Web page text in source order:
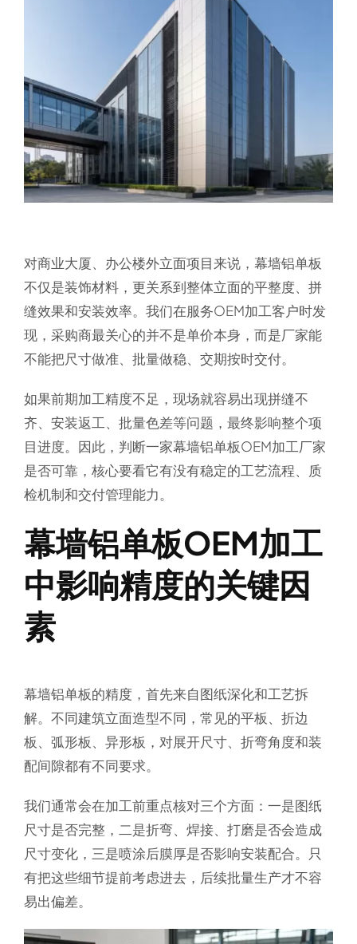
对商业大厦、办公楼外立面项目来说，幕墙铝单板
不仅是装饰材料，更关系到整体立面的平整度、拼
缝效果和安装效率。我们在服务OEM加工客户时发
现，采购商最关心的并不是单价本身，而是厂家能
不能把尺寸做准、批量做稳、交期按时交付。
如果前期加工精度不足，现场就容易出现拼缝不
齐、安装返工、批量色差等问题，最终影响整个项
目进度。因此，判断一家幕墙铝单板OEM加工厂家
是否可靠，核心要看它有没有稳定的工艺流程、质
检机制和交付管理能力。
幕墙铝单板OEM加工
中影响精度的关键因
素
幕墙铝单板的精度，首先来自图纸深化和工艺拆
解。不同建筑立面造型不同，常见的平板、折边
板、弧形板、异形板，对展开尺寸、折弯角度和装
配间隙都有不同要求。
我们通常会在加工前重点核对三个方面：一是图纸
尺寸是否完整，二是折弯、焊接、打磨是否会造成
尺寸变化，三是喷涂后膜厚是否影响安装配合。只
有把这些细节提前考虑进去，后续批量生产才不容
易出偏差。